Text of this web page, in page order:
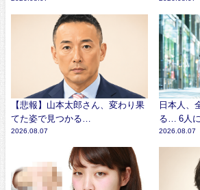
【悲報】山本太郎さん、変わり果
てた姿で見つかる…
2026.08.07
日本人、
る… 6人
2026.08.07